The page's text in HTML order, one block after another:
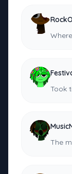
Took
The